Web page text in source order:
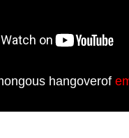
hangoverof